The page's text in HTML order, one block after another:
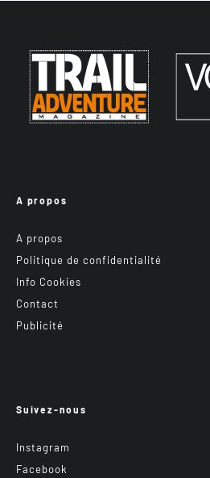
A propos
A propos
Politique de confidentialité
Info Cookies
Contact
Publicité
Suivez-nous
Instagram
Facebook